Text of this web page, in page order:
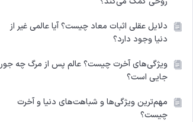
دلایل عقلی اثبات معاد چیست؟ آیا عالمی غیر از
دنیا وجود دارد؟
ویژگی‌های آخرت چیست؟ عالم پس از مرگ چه جور
جایی است؟
مهم‌ترین ویژگی‌ها و شباهت‌های دنیا و آخرت
چیست؟